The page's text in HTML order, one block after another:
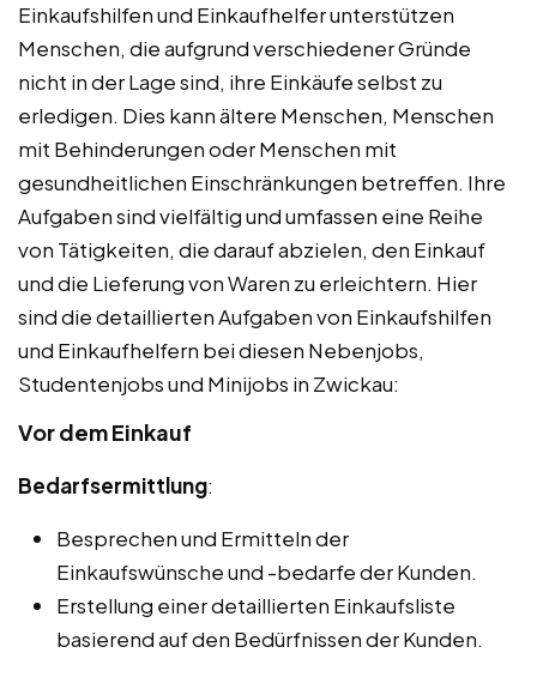
Einkaufshilfen und Einkaufhelfer unterstützen
Menschen, die aufgrund verschiedener Gründe
nicht in der Lage sind, ihre Einkäufe selbst zu
erledigen. Dies kann ältere Menschen, Menschen
mit Behinderungen oder Menschen mit
gesundheitlichen Einschränkungen betreffen. Ihre
Aufgaben sind vielfältig und umfassen eine Reihe
von Tätigkeiten, die darauf abzielen, den Einkauf
und die Lieferung von Waren zu erleichtern. Hier
sind die detaillierten Aufgaben von Einkaufshilfen
und Einkaufhelfern bei diesen Nebenjobs,
Studentenjobs und Minijobs in Zwickau:
Vor dem Einkauf
Bedarfsermittlung:
Besprechen und Ermitteln der
Einkaufswünsche und -bedarfe der Kunden.
Erstellung einer detaillierten Einkaufsliste
basierend auf den Bedürfnissen der Kunden.